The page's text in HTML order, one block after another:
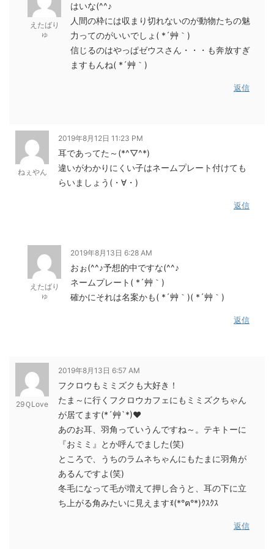
えたばり
ゅ
はいな(^^♪
人間の枠には収まり切れないのが動物たちの魅
力ってのがいいでしょ( *´艸｀)
信じるのはやっぱゼウスさん・・・も奔放すぎ
ますもんね( *´艸｀)
返信
ねぇやん
2019年8月12日 11:23 PM
耳であってた～(*^▽^*)
違いがわかりにくい子はネームプレート付けても
らいましょう(・∀・)
返信
えたばり
ゅ
2019年8月13日 6:28 AM
おぉ(^^♪予想的中ですな(^^♪
ネームプレート( *´艸｀)
確かにそれは名案かも( *´艸｀)( *´艸｀)
返信
29ＱLove
2019年8月13日 6:57 AM
フクロウもミミズクも大好き！
たま～に行くフクロウカフェにもミミズクちゃん
が居てます(*´艸`*)❤︎
あのお耳、羽角っていうんですね～。テキトーに
『おミミ』とか呼んでました(笑)
ところで、うちのラムネちゃんにもたまに羽角が
あるんですよ(笑)
冬毛になって毛が増えて押し合うと、耳の下に立
ち上がる角みたいに見えますꉂ(*°ฅ°*)ｸｽｸｽ
返信